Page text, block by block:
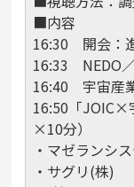
■内容
16:30 開会：
16:33 NEDO
16:40 宇宙産
16:50「JOIC×
×10分）
・マゼランシ
・サグリ(株)